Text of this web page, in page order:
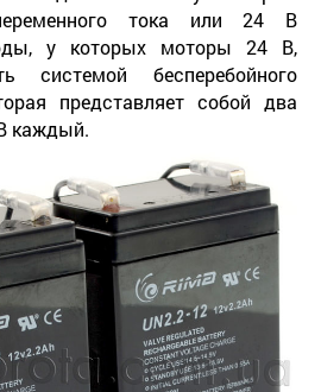
тока или 24 В
у которых моторы 24 В,
системой бесперебойного
представляет собой два
каждый.